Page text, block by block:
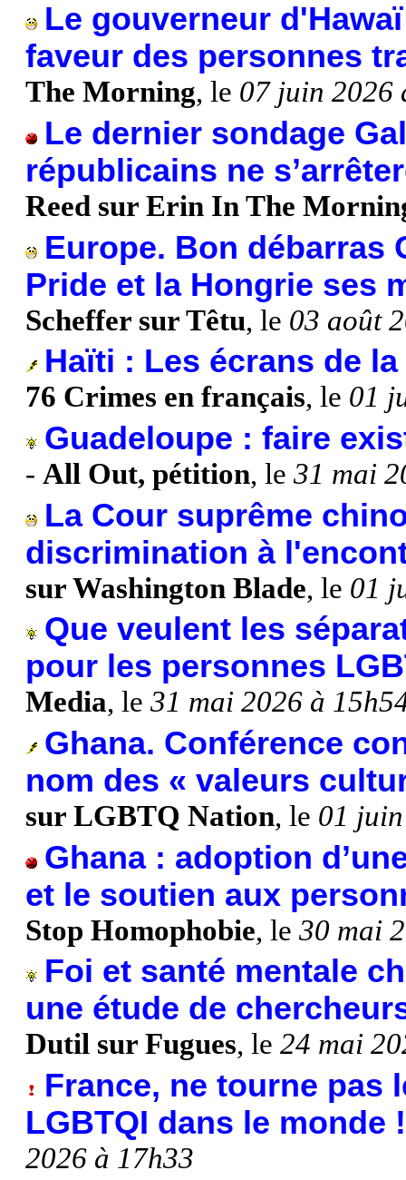
Le gouverneur
faveur des personnes
The Morning, le 07 juin 2026
Le dernier sondage
républicains ne
Reed sur Erin In The
Europe. Bon débarras
Pride et la Hongrie ses
Scheffer sur Têtu, le 03 août
Haïti : Les écrans de
76 Crimes en français, le 01
Guadeloupe : faire
- All Out, pétition, le 31 mai
La Cour suprême
discrimination à
sur Washington Blade, le 01
Que veulent les
pour les personnes
Media, le 31 mai 2026 à
Ghana. Conférence
nom des « valeurs
sur LGBTQ Nation, le 01
Ghana : adoption
et le soutien aux
Stop Homophobie, le 30 mai
Foi et santé mentale
une étude de
Dutil sur Fugues, le 24 mai
France, ne tourne pas
LGBTQI dans le monde !
2026 à 17h33